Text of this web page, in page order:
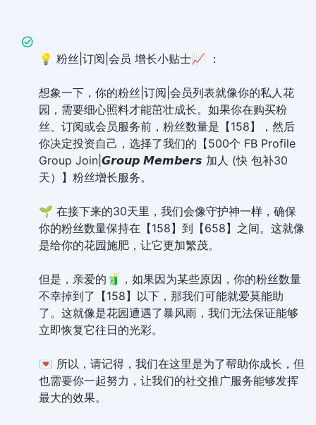
💡 粉丝|订阅|会员 增长小贴士📈 ：
想象一下，你的粉丝|订阅|会员列表就像你的私人花
园，需要细心照料才能茁壮成长。如果你在购买粉
丝、订阅或会员服务前，粉丝数量是【158】，然后
你决定投资自己，选择了我们的【500个 FB Profile
Group Join|𝙂𝙧𝙤𝙪𝙥 𝙈𝙚𝙢𝙗𝙚𝙧𝙨 加人 (快 包补30
天）】粉丝增长服务。
🌱 在接下来的30天里，我们会像守护神一样，确保
你的粉丝数量保持在【158】到【658】之间。这就像
是给你的花园施肥，让它更加繁茂。
但是，亲爱的🧃，如果因为某些原因，你的粉丝数量
不幸掉到了【158】以下，那我们可能就爱莫能助
了。这就像是花园遭遇了暴风雨，我们无法保证能够
立即恢复它往日的光彩。
💌 所以，请记得，我们在这里是为了帮助你成长，但
也需要你一起努力，让我们的社交推广服务能够发挥
最大的效果。